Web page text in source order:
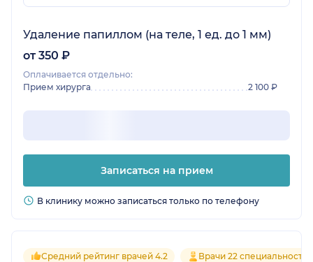
Удаление папиллом (на теле, 1 ед. до 1 мм)
от 350 ₽
Оплачивается отдельно:
Прием хирурга
2 100 ₽
Записаться на прием
В клинику можно записаться только по телефону
Средний рейтинг врачей 4.2 Врачи 22 специальностей